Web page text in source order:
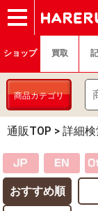
ショップ
買取
記事
デッキ検索
デッキ構築
選手一覧
店舗一覧
イベント
ヘルプ
お問い合わせ
ショップ 買取
商品カテゴリ
通販TOP > 詳細検
おすすめ順